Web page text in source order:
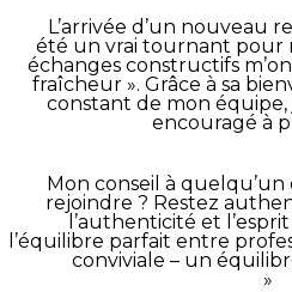
L’arrivée d’un nouveau
été un vrai tournant pour
échanges constructifs
fraîcheur ». Grâce à sa
constant de mon équipe,
encouragé à
Mon conseil à
rejoindre ? Restez
l’authenticité et
l’équilibre parfait entre
conviviale – un
»